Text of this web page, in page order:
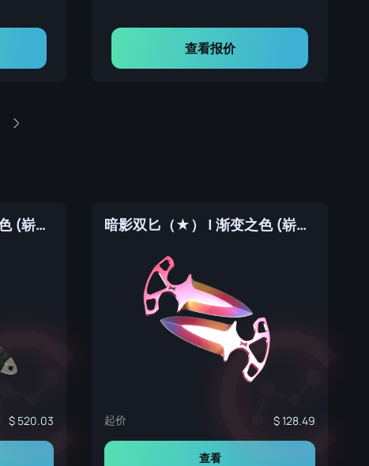
查看报价
骷髅匕首（★） | 渐变之色 (崭新出厂)
520.03
暗影双匕（★） | 渐变之色 (崭新出厂)
起价 128.49
查看